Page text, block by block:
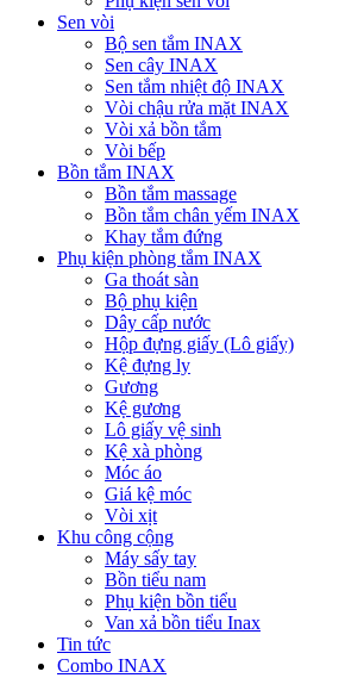
Sen vòi
Bộ sen tắm INAX
Sen cây INAX
Sen tắm nhiệt độ INAX
Vòi chậu rửa mặt INAX
Vòi xả bồn tắm
Vòi bếp
Bồn tắm INAX
Bồn tắm massage
Bồn tắm chân yếm INAX
Khay tắm đứng
Phụ kiện phòng tắm INAX
Ga thoát sàn
Bộ phụ kiện
Dây cấp nước
Hộp đựng giấy (Lô giấy)
Kệ đựng ly
Gương
Kệ gương
Lô giấy vệ sinh
Kệ xà phòng
Móc áo
Giá kệ móc
Vòi xịt
Khu công cộng
Máy sấy tay
Bồn tiểu nam
Phụ kiện bồn tiểu
Van xả bồn tiểu Inax
Tin tức
Combo INAX